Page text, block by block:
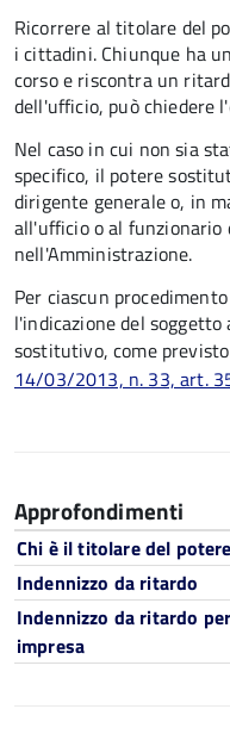
Ricorrere al titolare del
i cittadini. Chiunque ha
corso e riscontra un
dell'ufficio, può chiedere
Nel caso in cui non sia
specifico, il potere
dirigente generale o, in
all'ufficio o al
nell'Amministrazione.
Per ciascun
l'indicazione del
sostitutivo, come
14/03/2013, n. 33, art.
Approfondimenti
Chi è il titolare del
Indennizzo da ritardo
Indennizzo da ritardo
impresa